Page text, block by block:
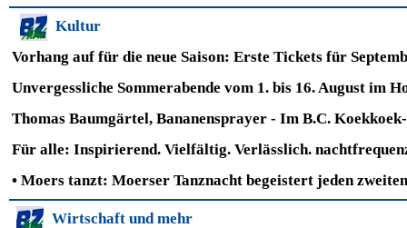
Kultur
Vorhang auf für die neue Saison: Erste Tickets für
Unvergessliche Sommerabende vom 1. bis 16. August im
Thomas Baumgärtel, Bananensprayer - Im B.C.
Für alle: Inspirierend. Vielfältig. Verlässlich.
• Moers tanzt: Moerser Tanznacht begeistert jeden
Wirtschaft und mehr